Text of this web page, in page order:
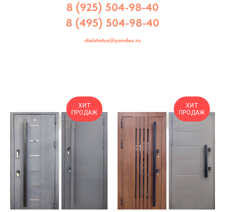
8 (925) 504-98-40
8 (495) 504-98-40
stalstatus@yandex.ru
ХИТ
ПРОДАЖ
ХИТ
ПРОДАЖ